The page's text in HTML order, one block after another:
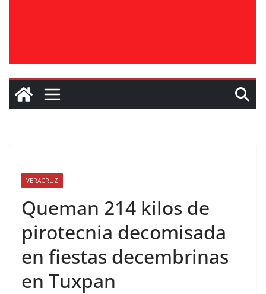
VERACRUZ
Queman 214 kilos de
pirotecnia decomisada
en fiestas decembrinas
en Tuxpan